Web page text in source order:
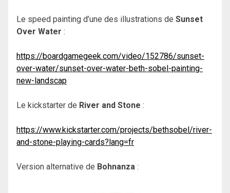
Le speed painting d’une des illustrations de Sunset
Over Water :
https://boardgamegeek.com/video/152786/sunset-
over-water/sunset-over-water-beth-sobel-painting-
new-landscap
Le kickstarter de River and Stone :
https://www.kickstarter.com/projects/bethsobel/river-
and-stone-playing-cards?lang=fr
Version alternative de Bohnanza :